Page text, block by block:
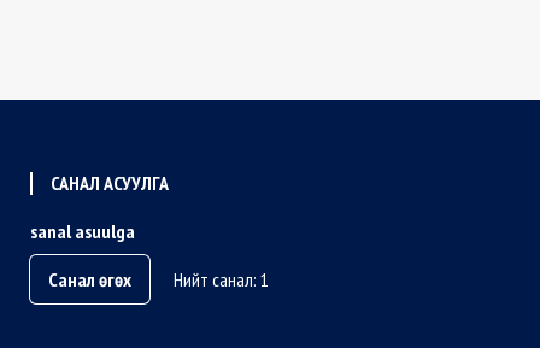
САНАЛ АСУУЛГА
sanal asuulga
Санал өгөх
Нийт санал: 1